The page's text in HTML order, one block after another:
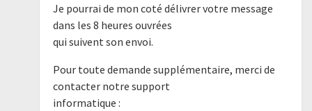
Je pourrai de mon coté délivrer votre message
dans les 8 heures ouvrées
qui suivent son envoi.
Pour toute demande supplémentaire, merci de
contacter notre support
informatique :